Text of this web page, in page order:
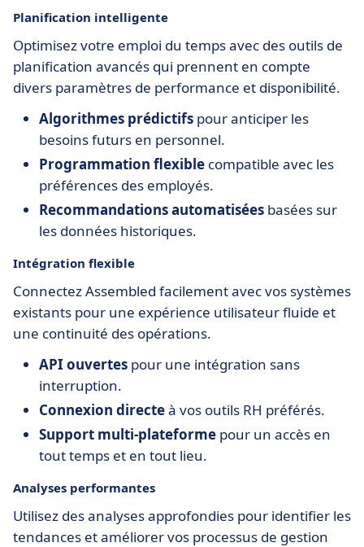
Planification intelligente
Optimisez votre emploi du temps avec des outils de
planification avancés qui prennent en compte
divers paramètres de performance et disponibilité.
Algorithmes prédictifs pour anticiper les
besoins futurs en personnel.
Programmation flexible compatible avec les
préférences des employés.
Recommandations automatisées basées sur
les données historiques.
Intégration flexible
Connectez Assembled facilement avec vos systèmes
existants pour une expérience utilisateur fluide et
une continuité des opérations.
API ouvertes pour une intégration sans
interruption.
Connexion directeà vos outils RH préférés.
Support multi-plateforme pour un accès en
tout temps et en tout lieu.
Analyses performantes
Utilisez des analyses approfondies pour identifier les
tendances et améliorer vos processus de gestion